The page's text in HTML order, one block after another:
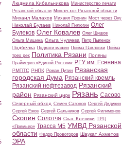
Людмила Кибальникова Министерство печати
Рязанской области Минлесхоз Рязанской области
Михаил Малахов Михаил Пронин Мост через Оку
Николай Булаев Николай Пилюгин Олег
Булеков Олег Ковалев Олег Шишов
Ольга Мишина Ольга Чуляева Петр Пыленок
Подбелка Поджоги машин Пойма Павловки Пойма
трех рек Политика Рязани Поляны
Праймериз «Единой России» РГУ им. Есенина
РМПТС РНПК Роман Путин Рязанская
городская Дума Рязанский кремль
Рязанский нефтезавод Рязанский
район Рязанский цирк Рязань Сасово
Северный обход Семен Сазонов Сергей Дудукин
Сергей Ежов Сергей Сальников Сергей Филимонов
Скопин Солотча Спас-Клепики ТРЦ
«Премьер» Трасса М5 УМВД Рязанской
области Федор Провоторов Шаукат Ахметов
ЭРА